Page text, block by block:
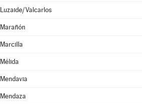
Luzaide/Valcarlos
Marañón
Marcilla
Mélida
Mendavia
Mendaza